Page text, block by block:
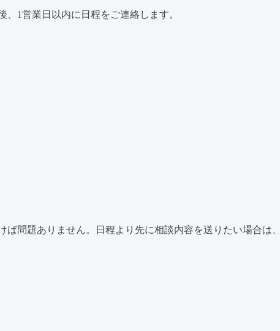
1営業日以内に日程をご連絡します。
問題ありません。日程より先に相談内容を送りたい場合は、